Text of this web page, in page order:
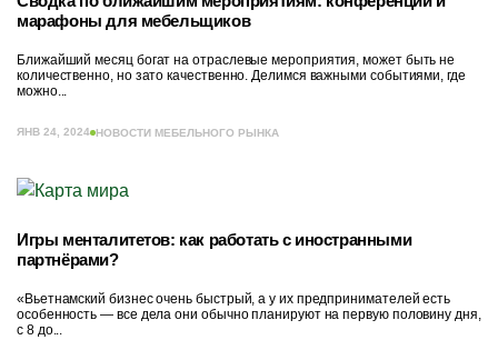
марафоны для мебельщиков
Ближайший месяц богат на отраслевые мероприятия, может быть не
количественно, но зато качественно. Делимся важными событиями, где
можно...
ЯНВ 24, 2024 НОВОСТИ МЕБЕЛЬНОГО РЫНКА
Игры менталитетов: как работать с иностранными
партнёрами?
«Вьетнамский бизнес очень быстрый, а у их предпринимателей есть
особенность — все дела они обычно планируют на первую половину дня,
с 8 до...